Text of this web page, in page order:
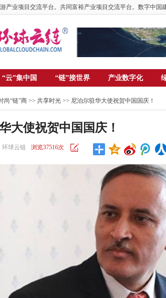
业项目交流平台。共同富裕产业项目交流平台。数字中国
“云”集中国 “链”接世界 产业数字化
尚“链”商 >> 共享时光 >> 尼泊尔驻华大使祝贺中国国庆！
大使祝贺中国国庆！
环球云链 浏览37516次